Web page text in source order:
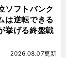
ソフトバンク
は逆転できる
挙げる終盤戦
2026.08.07更新